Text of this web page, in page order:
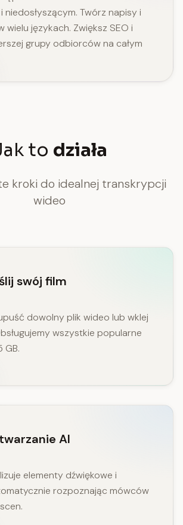
niedosłyszącym. Twórz napisy i
wielu językach. Zwiększ SEO i
grupy odbiorców na całym
to działa
kroki do idealnej transkrypcji
wideo
swój film
dowolny plik wideo lub wklej
wszystkie popularne
AI
elementy dźwiękowe i
rozpoznając mówców